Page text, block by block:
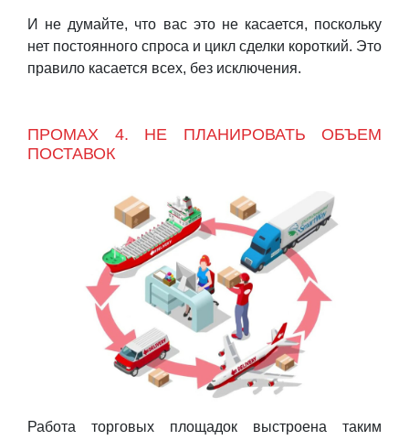
И не думайте, что вас это не касается, поскольку
нет постоянного спроса и цикл сделки короткий. Это
правило касается всех, без исключения.
ПРОМАХ 4. НЕ ПЛАНИРОВАТЬ ОБЪЕМ
ПОСТАВОК
Работа торговых площадок выстроена таким